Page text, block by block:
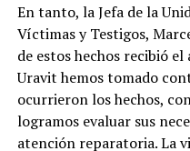
En tanto, la Jefa de la
Víctimas y Testigos,
de estos hechos recibió
Uravit hemos tomado
ocurrieron los hechos,
logramos evaluar sus
atención reparatoria. La